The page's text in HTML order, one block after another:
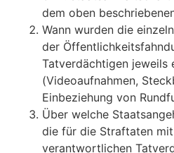
dem oben
Wann wurden die
der
Tatverdächtigen jeweils
(Videoaufnahmen,
Einbeziehung von
Über welche
die für die Straftaten
verantwortlichen